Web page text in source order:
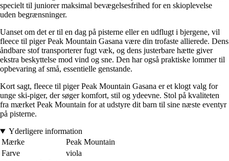
specielt til juniorer maksimal bevægelsesfrihed for en skioplevelse
uden begrænsninger.
Uanset om det er til en dag på pisterne eller en udflugt i bjergene, vil
fleece til piger Peak Mountain Gasana være din trofaste allierede. Dens
åndbare stof transporterer fugt væk, og dens justerbare hætte giver
ekstra beskyttelse mod vind og sne. Den har også praktiske lommer til
opbevaring af små, essentielle genstande.
Kort sagt, fleece til piger Peak Mountain Gasana er et klogt valg for
unge ski-piger, der søger komfort, stil og ydeevne. Stol på kvaliteten
fra mærket Peak Mountain for at udstyre dit barn til sine næste eventyr
på pisterne.
Yderligere information
Mærke
Peak Mountain
Farve
viola